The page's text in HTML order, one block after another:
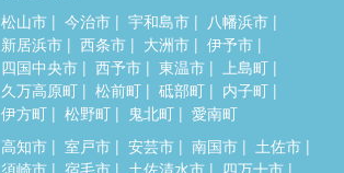
松山市 今治市 宇和島市
八幡浜市
新居浜市
西条市 大洲市
伊予市
四国中央市
西予市 東温市
上島町
久万高原町
松前町 砥部町
内子町
伊方町
松野町 鬼北町 愛南町
高知市 室戸市 安芸市 南国市
土佐市
須崎市
宿毛市 土佐清水市
四万十市